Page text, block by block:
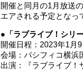
開催と同月の1月放送
エアされる予定となっ
●「ラブライブ！シリ
開催日程：2023年1月
会場：パシフィコ横浜
出演：『ラブライブ！